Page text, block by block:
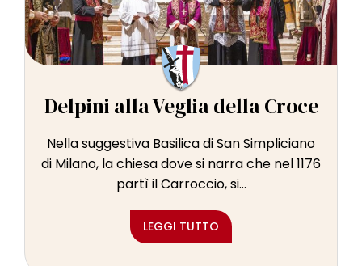
Delpini alla Veglia della Croce
Nella suggestiva Basilica di San Simpliciano
di Milano, la chiesa dove si narra che nel 1176
partì il Carroccio, si...
LEGGI TUTTO